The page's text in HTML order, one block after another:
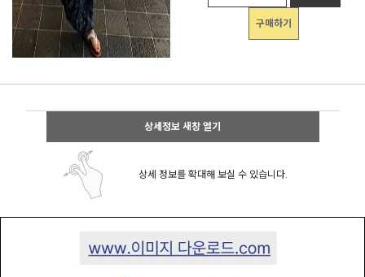
구매하기
상세정보 새창 열기
상세 정보를 확대해 보실 수 있습니다.